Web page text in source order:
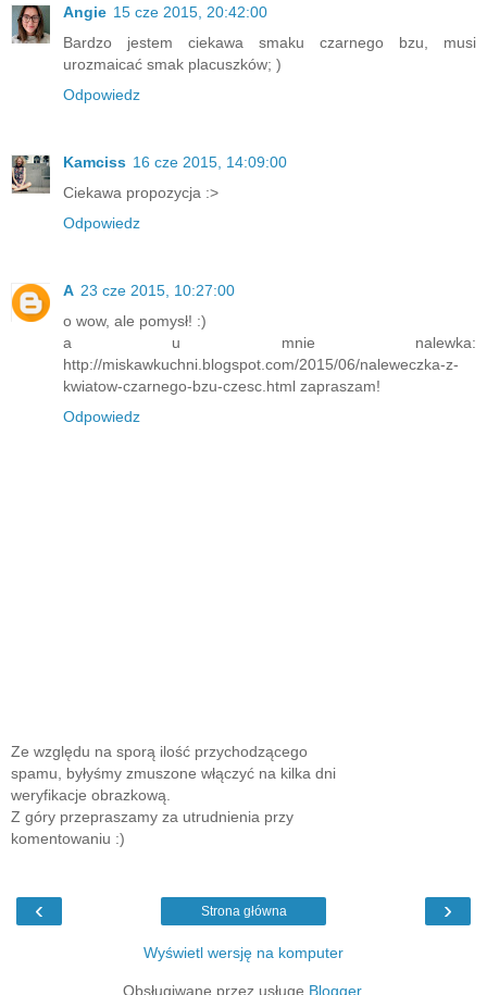
Angie 15 cze 2015, 20:42:00
Bardzo jestem ciekawa smaku czarnego bzu, musi
urozmaicać smak placuszków; )
Odpowiedz
Kamciss 16 cze 2015, 14:09:00
Ciekawa propozycja :>
Odpowiedz
A 23 cze 2015, 10:27:00
o wow, ale pomysł! :)
a u mnie nalewka:
http://miskawkuchni.blogspot.com/2015/06/naleweczka-z-
kwiatow-czarnego-bzu-czesc.html zapraszam!
Odpowiedz
Ze względu na sporą ilość przychodzącego
spamu, byłyśmy zmuszone włączyć na kilka dni
weryfikacje obrazkową.
Z góry przepraszamy za utrudnienia przy
komentowaniu :)
‹ ›
Strona główna
Wyświetl wersję na komputer
Obsługiwane przez usługę Blogger.